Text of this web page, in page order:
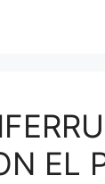
EL